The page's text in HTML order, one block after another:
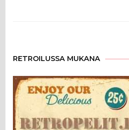
RETROILUSSA MUKANA